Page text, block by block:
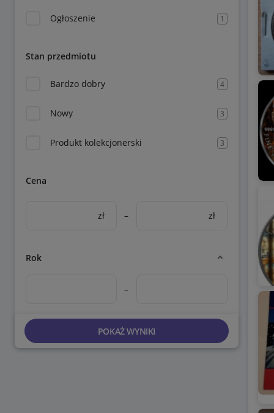
Ogłoszenie 1
Stan przedmiotu
Bardzo dobry 4
Nowy 3
Produkt kolekcjonerski 3
Cena
zł – zł
Rok
–
POKAŻ WYNIKI